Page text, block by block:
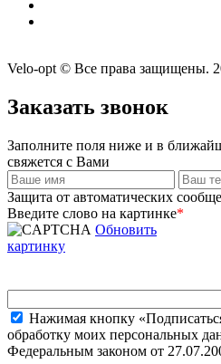
Velo-opt © Все права защищены.
Заказать звонок
Заполните поля ниже и в
свяжется с Вами
Защита от автоматических
Введите слово на картинке*
Обновить
картинку
Нажимая кнопку
обработку моих персональных
Федеральным законом от